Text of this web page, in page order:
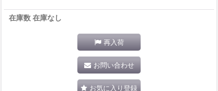
在庫数 在庫なし
再入荷
お問い合わせ
お気に入り登録